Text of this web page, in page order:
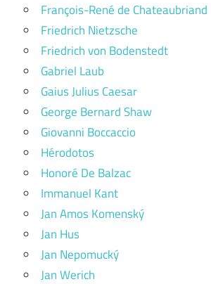
François-René de Chateaubriand
Friedrich Nietzsche
Friedrich von Bodenstedt
Gabriel Laub
Gaius Julius Caesar
George Bernard Shaw
Giovanni Boccaccio
Hérodotos
Honoré De Balzac
Immanuel Kant
Jan Amos Komenský
Jan Hus
Jan Nepomucký
Jan Werich